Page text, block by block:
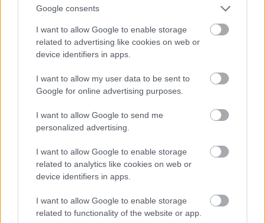
Google consents
I want to allow Google to enable storage
related to advertising like cookies on web or
device identifiers in apps.
I want to allow my user data to be sent to
Google for online advertising purposes.
I want to allow Google to send me
personalized advertising.
I want to allow Google to enable storage
related to analytics like cookies on web or
device identifiers in apps.
I want to allow Google to enable storage
related to functionality of the website or app.
Fotó: Ad/x17Online.com / Northfoto
Jön még kép!